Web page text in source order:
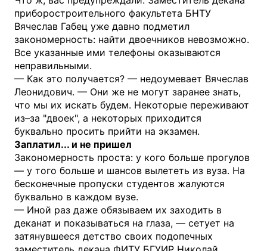
приборостроительного факультета БНТУ
Вячеслав Габец уже давно подметил
закономерность: найти двоечников невозможно.
Все указанные ими телефоны оказываются
неправильными.
— Как это получается? — недоумевает Вячеслав
Леонидович. — Они же не могут заранее знать,
что мы их искать будем. Некоторые переживают
из–за "двоек", а некоторых приходится
буквально просить прийти на экзамен.
Заплатил... и не пришел
Закономерность проста: у кого больше прогулов
— у того больше и шансов вылететь из вуза. На
бесконечные пропуски студентов жалуются
буквально в каждом вузе.
— Иной раз даже обязываем их заходить в
деканат и показываться на глаза, — сетует на
затянувшееся детство своих подопечных